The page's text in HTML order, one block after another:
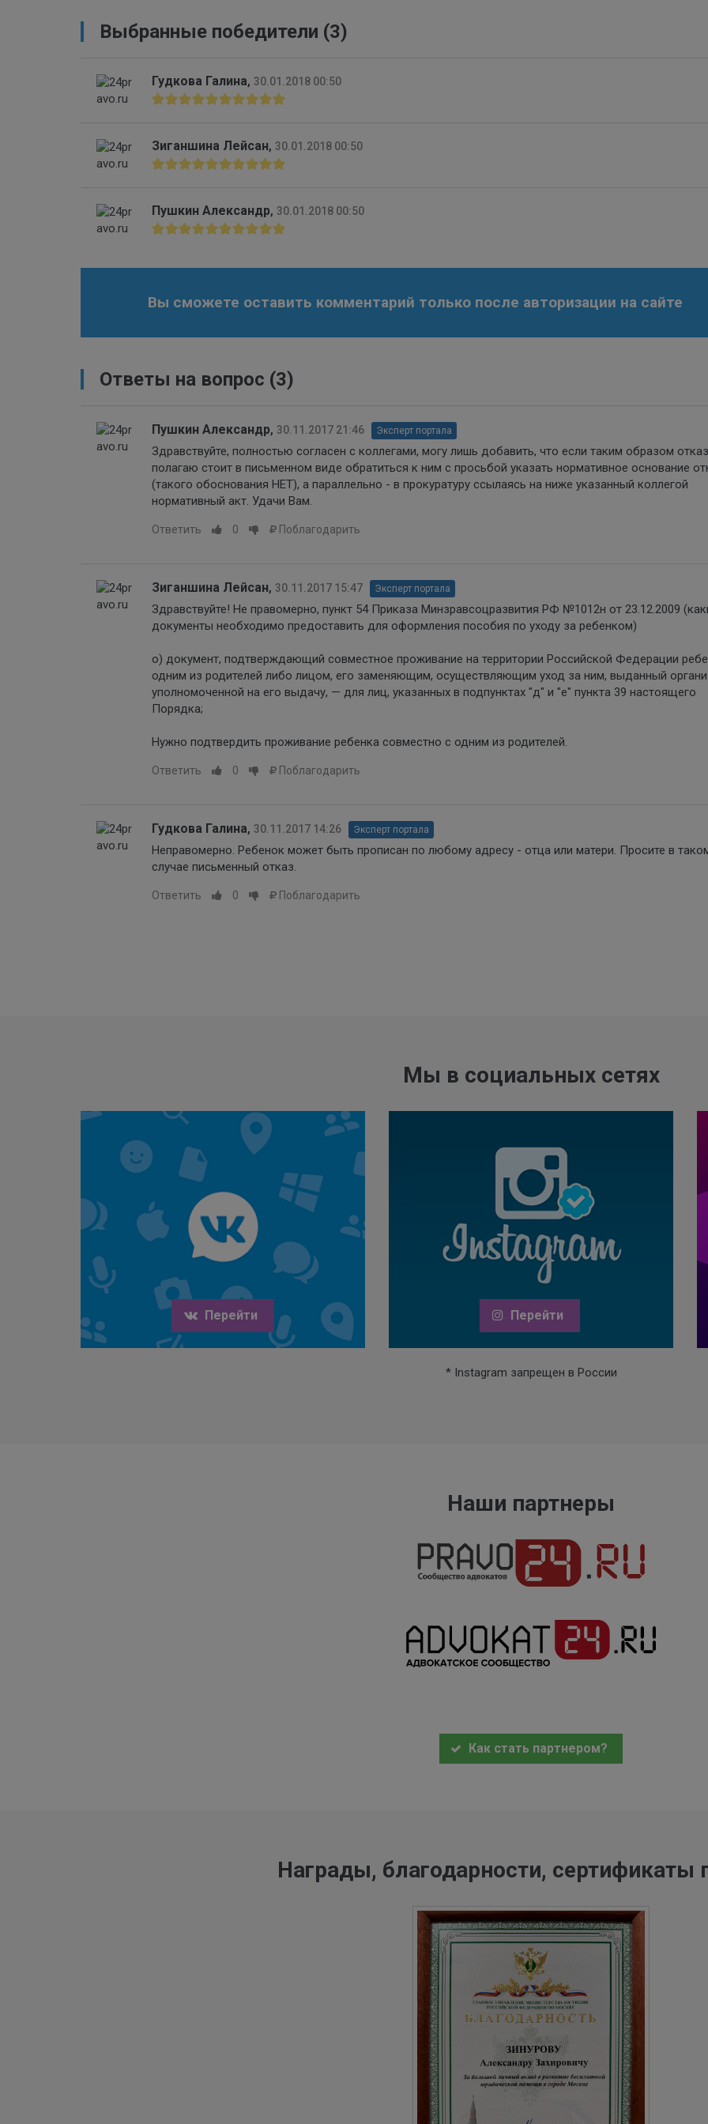
Выбранные победители (3)
Гудкова Галина, 30.01.2018 00:50
Зиганшина Лейсан, 30.01.2018 00:50
Пушкин Александр, 30.01.2018 00:50
Вы сможете оставить комментарий только после авторизации на сайте
Ответы на вопрос (3)
Пушкин Александр, 30.11.2017 21:46 Эксперт портала
Здравствуйте, полностью согласен с коллегами, могу лишь добавить, что если таким образом
полагаю стоит в письменном виде обратиться к ним с просьбой указать нормативное основание
(такого обоснования НЕТ), а параллельно - в прокуратуру ссылаясь на ниже указанный коллегой
нормативный акт. Удачи Вам.
Ответить 0 Поблагодарить
Зиганшина Лейсан, 30.11.2017 15:47 Эксперт портала
Здравствуйте! Не правомерно, пункт 54 Приказа Минзравсоцразвития РФ №1012н от 23.12.2009
документы необходимо предоставить для оформления пособия по уходу за ребенком)
о) документ, подтверждающий совместное проживание на территории Российской Федерации
одним из родителей либо лицом, его заменяющим, осуществляющим уход за ним, выданный
уполномоченной на его выдачу, — для лиц, указанных в подпунктах "д" и "е" пункта 39 настоящего
Порядка;
Нужно подтвердить проживание ребенка совместно с одним из родителей.
Ответить 0 Поблагодарить
Гудкова Галина, 30.11.2017 14:26 Эксперт портала
Неправомерно. Ребенок может быть прописан по любому адресу - отца или матери. Просите в
случае письменный отказ.
Ответить 0 Поблагодарить
Мы в социальных сетях
Перейти Перейти
* Instagram запрещен в России
Наши партнеры
Как стать партнером?
Награды, благодарности, сертификаты